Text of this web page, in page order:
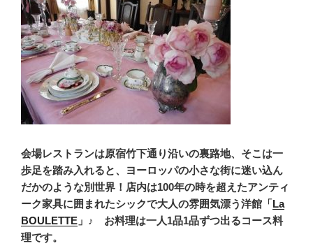
会場レストランは原宿竹下通り沿いの裏路地、そこは一
歩足を踏み入れると、ヨーロッパの小さな街に迷い込ん
だかのような別世界！店内は100年の時を超えたアンティ
ーク家具に囲まれたシックで大人の雰囲気漂う洋館「La
BOULETTE 」♪ お料理は一人1品1品ずつ出るコース料
理です。